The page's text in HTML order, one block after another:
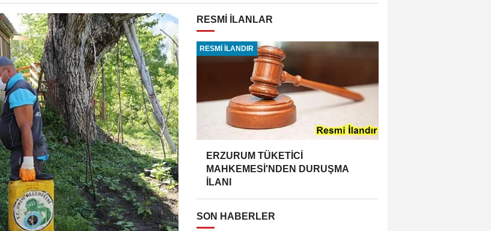
RESMİ İLANLAR
RESMİ İLANDIR
ERZURUM TÜKETİCİ
MAHKEMESİ'NDEN DURUŞMA
İLANI
SON HABERLER